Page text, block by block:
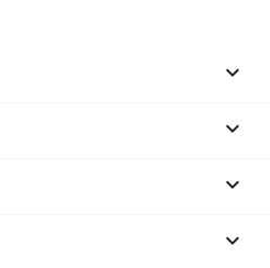



keyboard_arrow_down